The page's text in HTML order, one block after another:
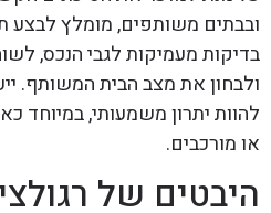
ובבתים משותפים, מומלץ לבצע
בדיקות מעמיקות לגבי הנכס,
ולבחון את מצב הבית המשותף.
להוות יתרון משמעותי, במיוחד
או מורכבים.
היבטים של